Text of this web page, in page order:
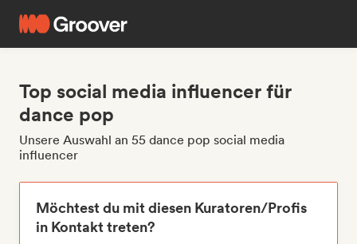
Top social media influencer für
dance pop
Unsere Auswahl an 55 dance pop social media
influencer
Möchtest du mit diesen Kuratoren/Profis
in Kontakt treten?